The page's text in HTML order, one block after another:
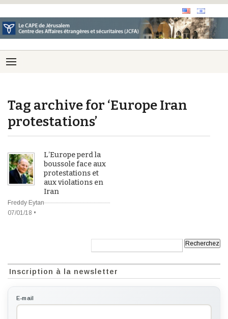
Tag archive for ‘Europe Iran
protestations’
L’Europe perd la
boussole face aux
protestations et
aux violations en
Iran
Freddy Eytan
07/01/18 •
Inscription à la newsletter
E-mail